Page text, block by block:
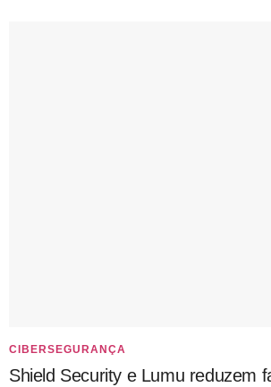
CIBERSEGURANÇA
Shield Security e Lumu reduzem